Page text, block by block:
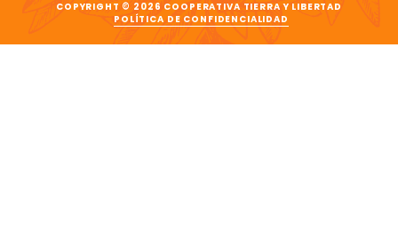
COPYRIGHT © 2026 COOPERATIVA TIERRA Y LIBERTAD
POLÍTICA DE CONFIDENCIALIDAD